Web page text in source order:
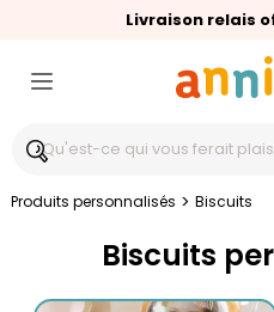
Livraison relais
🥇Palmarès Capital
⭐⭐⭐⭐⭐4,6/5(24
Produits personnalisés > Biscuits
Biscuits